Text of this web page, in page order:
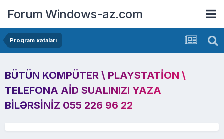
Forum Windows-az.com
Proqram xətaları
BÜTÜN KOMPÜTER \ PLAYSTATION \
TELEFONA AID SUALINIZI YAZA
BILƏRSINIZ 055 226 96 22